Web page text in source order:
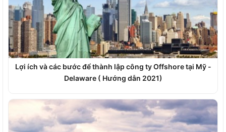
Lợi ích và các bước để thành lập công ty Offshore tại Mỹ -
Delaware ( Hướng dẫn 2021)